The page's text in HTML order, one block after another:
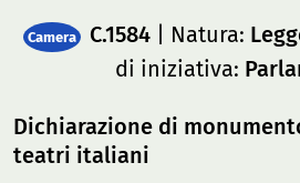
Camera C.1584| Natura:
di iniziativa:
Dichiarazione di
teatri italiani